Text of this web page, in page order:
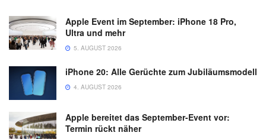
Apple Event im September: iPhone 18 Pro,
Ultra und mehr
5. AUGUST 2026
iPhone 20: Alle Gerüchte zum Jubiläumsmodell
4. AUGUST 2026
Apple bereitet das September-Event vor:
Termin rückt näher